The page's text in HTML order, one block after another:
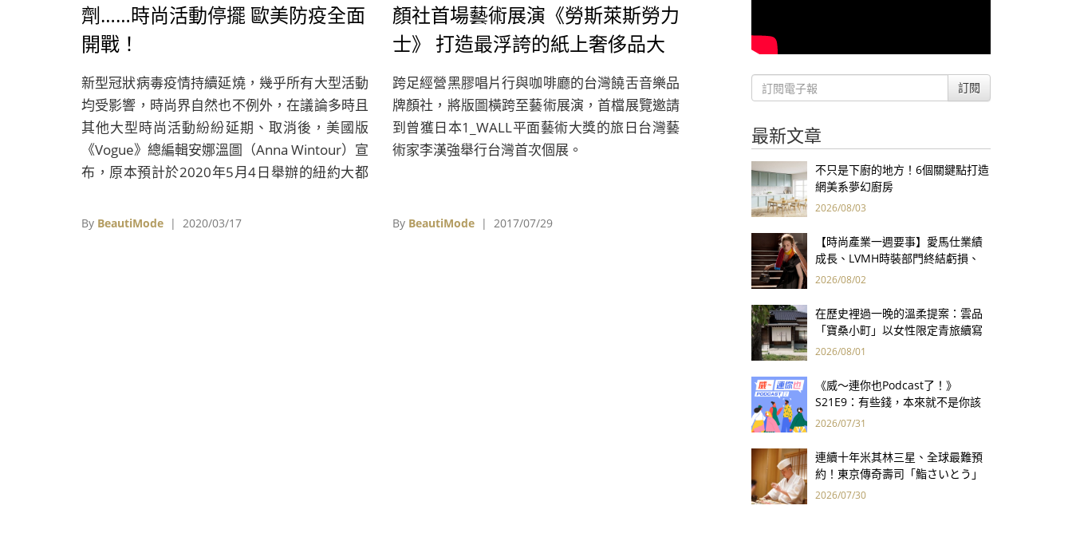
劑……時尚活動停擺 歐美防疫全面
開戰！
新型冠狀病毒疫情持續延燒，幾乎所有大型活動
均受影響，時尚界自然也不例外，在議論多時且
其他大型時尚活動紛紛延期、取消後，美國版
《Vogue》總編輯安娜溫圖（Anna Wintour）宣
布，原本預計於2020年5月4日舉辦的紐約大都
典藏館（Costume Institute）年度展覽開幕慈
By BeautiMode | 2020/03/17
顏社首場藝術展演《勞斯萊斯勞力
士》 打造最浮誇的紙上奢侈品大
展
跨足經營黑膠唱片行與咖啡廳的台灣饒舌音樂品
牌顏社，將版圖橫跨至藝術展演，首檔展覽邀請
到曾獲日本1_WALL平面藝術大獎的旅日台灣藝
術家李漢強舉行台灣首次個展。
By BeautiMode | 2017/07/29
訂閱
最新文章
不只是下廚的地方！6個關鍵點打造
網美系夢幻廚房
2026/08/03
【時尚產業一週要事】愛馬仕業績
成長、LVMH時裝部門終結虧損、
Kering轉型策略初現成效、Prada
2026/08/02
在歷史裡過一晚的溫柔提案：雲品
「寶桑小町」以女性限定青旅續寫
台東老屋記憶
2026/08/01
《威～連你也Podcast了！》
S21E9：有些錢，本來就不是你該
賺的——讀《一個投機者的告白》
2026/07/31
連續十年米其林三星、全球最難預
約！東京傳奇壽司「鮨さいとう」
為何破例首度來台？
2026/07/30